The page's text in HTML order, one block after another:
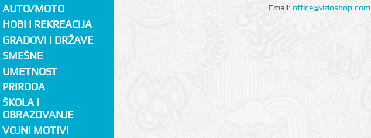
AUTO/MOTO
HOBI I REKREACIJA
GRADOVI I DRŽAVE
SMEŠNE
UMETNOST
PRIRODA
ŠKOLA I
OBRAZOVANJE
VOJNI MOTIVI
Email: office@vizioshop.com